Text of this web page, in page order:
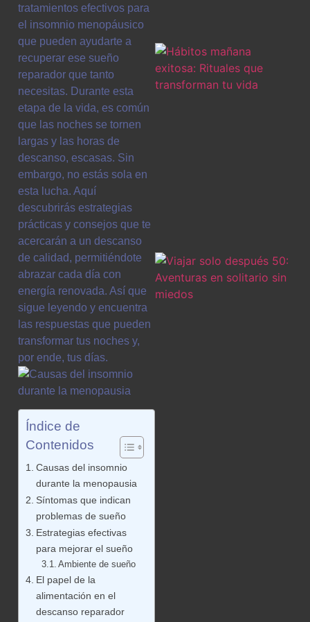
tratamientos efectivos para
el insomnio menopáusico
que pueden ayudarte a
recuperar ese sueño
reparador que tanto
necesitas. Durante esta
etapa de la vida, es común
que las noches se tornen
largas y las horas de
descanso, escasas. Sin
embargo, no estás sola en
esta lucha. Aquí
descubrirás estrategias
prácticas y consejos que te
acercarán a un descanso
de calidad, permitiéndote
abrazar cada día con
energía renovada. Así que
sigue leyendo y encuentra
las respuestas que pueden
transformar tus noches y,
por ende, tus días.
Índice de
Contenidos
Causas del insomnio
durante la menopausia
Síntomas que indican
problemas de sueño
Estrategias efectivas
para mejorar el sueño
Ambiente de sueño
El papel de la
alimentación en el
descanso reparador